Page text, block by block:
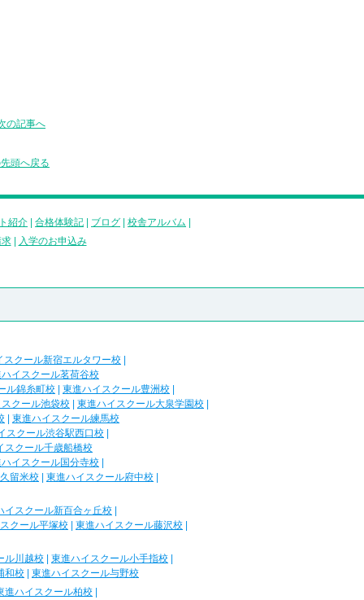
の記事へ
頭へ戻る
紹介 合格体験記 ブログ 校舎アルバム
|
入学のお申込み
スクール新宿エルタワー校
イスクール茗荷谷校
ル錦糸町校 東進ハイスクール豊洲校
クール池袋校 東進ハイスクール大泉学園校
東進ハイスクール練馬校
スクール渋谷駅西口校
スクール千歳船橋校
イスクール国分寺校
留米校 東進ハイスクール府中校
イスクール新百合ヶ丘校
クール平塚校 東進ハイスクール藤沢校
ル川越校 東進ハイスクール小手指校
和校
東進ハイスクール与野校
進ハイスクール柏校